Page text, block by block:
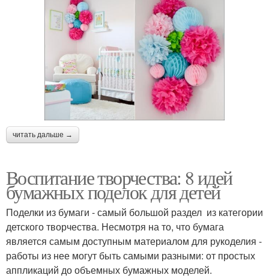
читать дальше →
Воспитание творчества: 8 идей
бумажных поделок для детей
Поделки из бумаги - самый большой раздел из категории
детского творчества. Несмотря на то, что бумага
является самым доступным материалом для рукоделия -
работы из нее могут быть самыми разными: от простых
аппликаций до объемных бумажных моделей.